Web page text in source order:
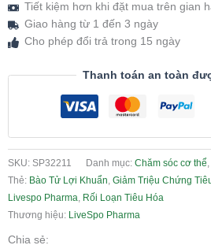
Tiết kiệm hơn khi đặt mua trên gian
Giao hàng từ 1 đến 3 ngày
Cho phép đổi trả trong 15 ngày
Thanh toán an toàn
SKU: SP32211 Danh mục: Chăm sóc cơ thể,
Thẻ: Bào Tử Lợi Khuẩn, Giảm Triệu Chứng
Livespo Pharma, Rối Loạn Tiêu Hóa
Thương hiệu: LiveSpo Pharma
Chia sẻ: